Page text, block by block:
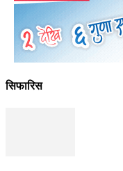
सिफारिस